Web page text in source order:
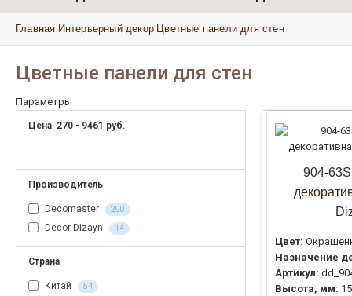
Главная Интерьерный декор Цветные панели для стен
Цветные панели для стен
Параметры
Цена 270 - 9461 руб.
Производитель
Decomaster 290
Decor-Dizayn 14
Страна
Китай 54
904-
Цвет:
Назначение
Артикул:
Высота, мм: